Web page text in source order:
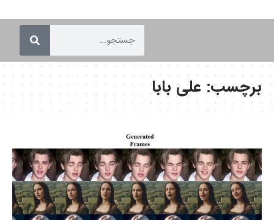
برچسب:علی بابا